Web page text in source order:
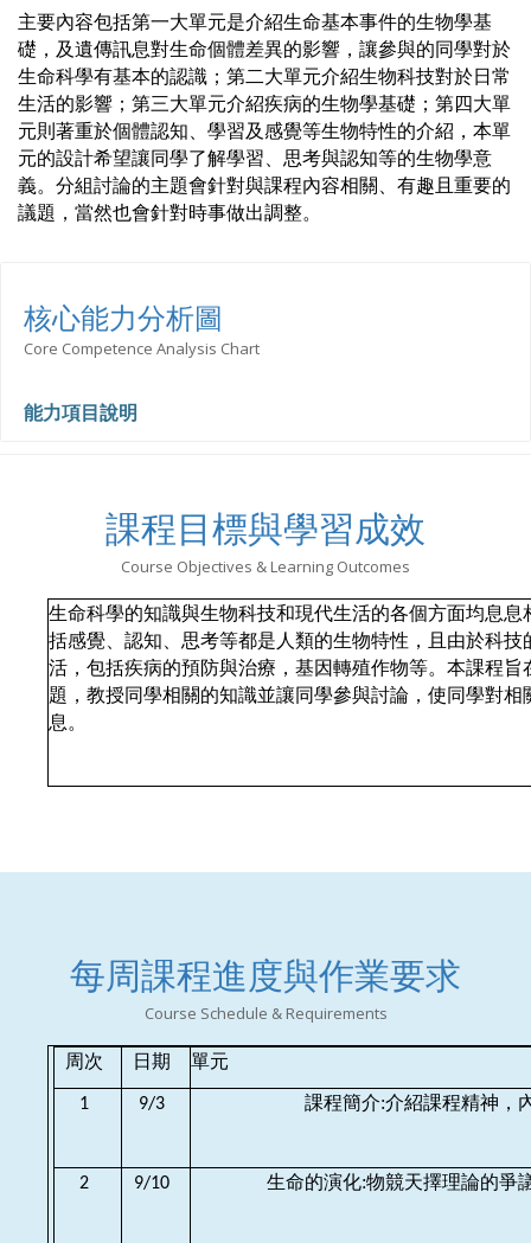
主要內容包括第一大單元是介紹生命基本事件的生物學基
礎，及遺傳訊息對生命個體差異的影響，讓參與的同學對於
生命科學有基本的認識；第二大單元介紹生物科技對於日常
生活的影響；第三大單元介紹疾病的生物學基礎；第四大單
元則著重於個體認知、學習及感覺等生物特性的介紹，本單
元的設計希望讓同學了解學習、思考與認知等的生物學意
義。分組討論的主題會針對與課程內容相關、有趣且重要的
議題，當然也會針對時事做出調整。
核心能力分析圖
Core Competence Analysis Chart
能力項目說明
課程目標與學習成效
Course Objectives & Learning Outcomes
生命科學的知識與生物科技和現代生活的各個方面均息
括感覺、認知、思考等都是人類的生物特性，且由於科
活，包括疾病的預防與治療，基因轉殖作物等。本課程
題，教授同學相關的知識並讓同學參與討論，使同學對相
息。
每周課程進度與作業要求
Course Schedule & Requirements
周次 日期 單元
1 9/3 課程簡介:介紹課程精神，
2 9/10 生命的演化:物競天擇理論的爭